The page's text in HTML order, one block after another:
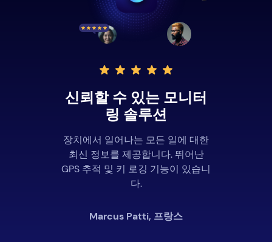
신뢰할 수 있는 모니터
링 솔루션
장치에서 일어나는 모든 일에 대한
최신 정보를 제공합니다. 뛰어난
GPS 추적 및 키 로깅 기능이 있습니
다.
Marcus Patti, 프랑스